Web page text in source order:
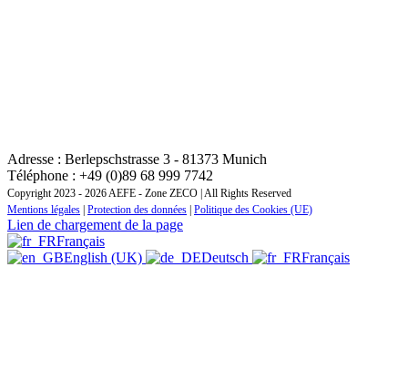
Adresse : Berlepschstrasse 3 - 81373 Munich
Téléphone : +49 (0)89 68 999 7742
Copyright 2023 - 2026 AEFE - Zone ZECO | All Rights Reserved
Mentions légales Protection des données Politique des Cookies (UE)
Lien de chargement de la page
Français
English (UK)
Deutsch Français